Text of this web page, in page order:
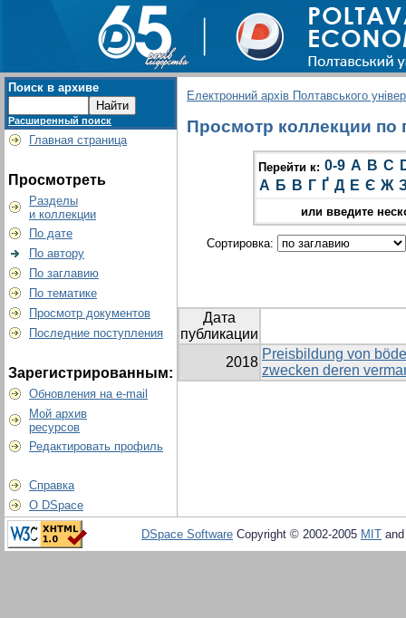
Поиск в архиве
Расширенный поиск
Главная страница
Просмотреть
Разделы
и коллекции
По дате
По автору
По заглавию
По тематике
Просмотр документов
Последние поступления
Зарегистрированным:
Обновления на e-mail
Мой архив
ресурсов
Редактировать профиль
Справка
О DSpace
Електронний архів Полтавського
Просмотр коллекции по
Перейти к: 0-9 A B C
А Б В Г Ґ Д Е Є Ж
или введите
Сортировка:
Дата
публикации
2018
Preisbildung von
zwecken deren
DSpace Software Copyright © 2002-2005 MIT